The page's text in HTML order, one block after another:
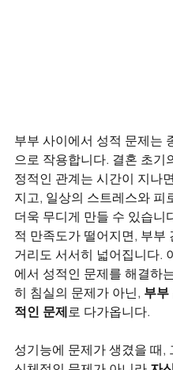
부부 사이에서 성적 문제는
으로 작용합니다. 결혼 초기
정적인 관계는 시간이 지나
지고, 일상의 스트레스와 피
더욱 무디게 만들 수 있습니
적 만족도가 떨어지면, 부부
거리도 서서히 넓어집니다.
에서 성적인 문제를 해결하
히 침실의 문제가 아닌, 부부
적인 문제 로 다가옵니다.
성기능에 문제가 생겼을 때,